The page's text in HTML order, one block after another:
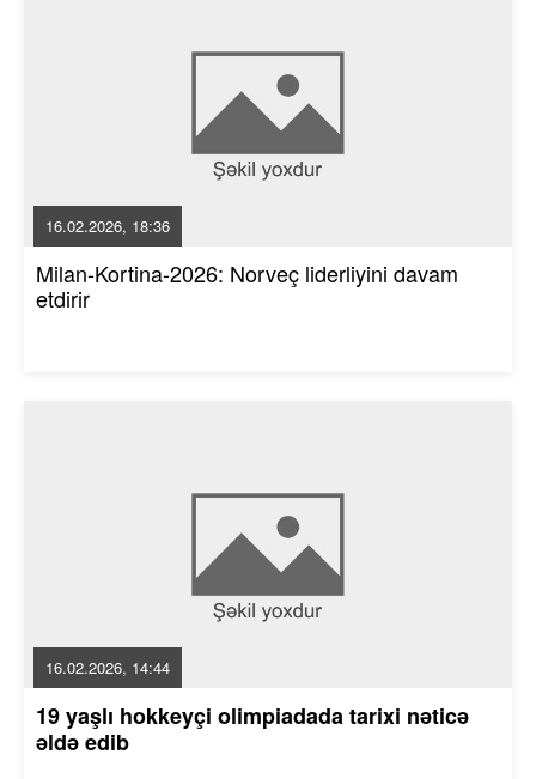
16.02.2026, 18:36
Milan-Kortina-2026: Norveç liderliyini davam
etdirir
16.02.2026, 14:44
19 yaşlı hokkeyçi olimpiadada tarixi nəticə
əldə edib